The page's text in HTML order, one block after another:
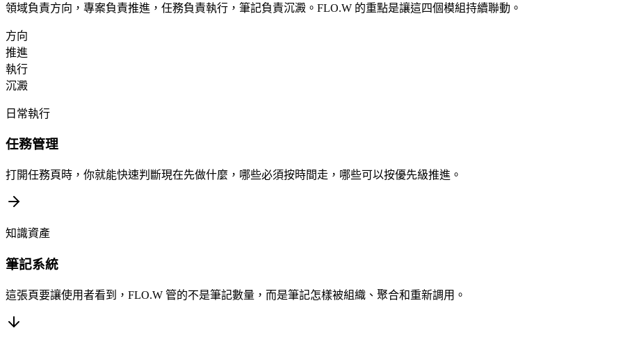
領域負責方向，專案負責推進，任務負責執行，筆記負責沉澱。FLO.W 的重點是讓這四個模組持續聯動。
方向
推進
執行
沉澱
日常執行
任務管理
打開任務頁時，你就能快速判斷現在先做什麼，哪些必須按時間走，哪些可以按優先級推進。
知識資產
筆記系統
這張頁要讓使用者看到，FLO.W 管的不是筆記數量，而是筆記怎樣被組織、聚合和重新調用。